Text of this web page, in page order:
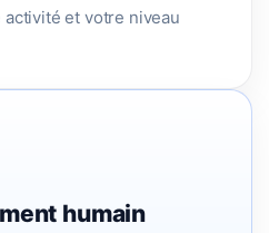
et votre niveau
humain